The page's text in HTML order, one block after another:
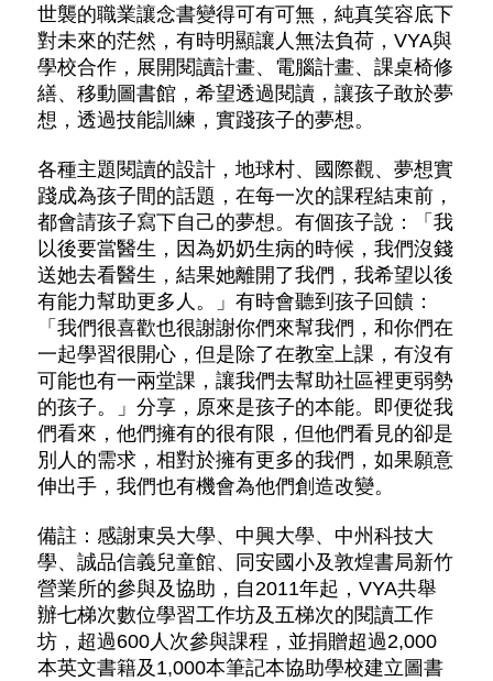
世襲的職業讓念書變得可有可無，純真笑容底下
對未來的茫然，有時明顯讓人無法負荷，VYA與
學校合作，展開閱讀計畫、電腦計畫、課桌椅修
繕、移動圖書館，希望透過閱讀，讓孩子敢於夢
想，透過技能訓練，實踐孩子的夢想。
各種主題閱讀的設計，地球村、國際觀、夢想實
踐成為孩子間的話題，在每一次的課程結束前，
都會請孩子寫下自己的夢想。有個孩子說：「我
以後要當醫生，因為奶奶生病的時候，我們沒錢
送她去看醫生，結果她離開了我們，我希望以後
有能力幫助更多人。」有時會聽到孩子回饋：
「我們很喜歡也很謝謝你們來幫我們，和你們在
一起學習很開心，但是除了在教室上課，有沒有
可能也有一兩堂課，讓我們去幫助社區裡更弱勢
的孩子。」分享，原來是孩子的本能。即便從我
們看來，他們擁有的很有限，但他們看見的卻是
別人的需求，相對於擁有更多的我們，如果願意
伸出手，我們也有機會為他們創造改變。
備註：感謝東吳大學、中興大學、中州科技大
學、誠品信義兒童館、同安國小及敦煌書局新竹
營業所的參與及協助，自2011年起，VYA共舉
辦七梯次數位學習工作坊及五梯次的閱讀工作
坊，超過600人次參與課程，並捐贈超過2,000
本英文書籍及1,000本筆記本協助學校建立圖書